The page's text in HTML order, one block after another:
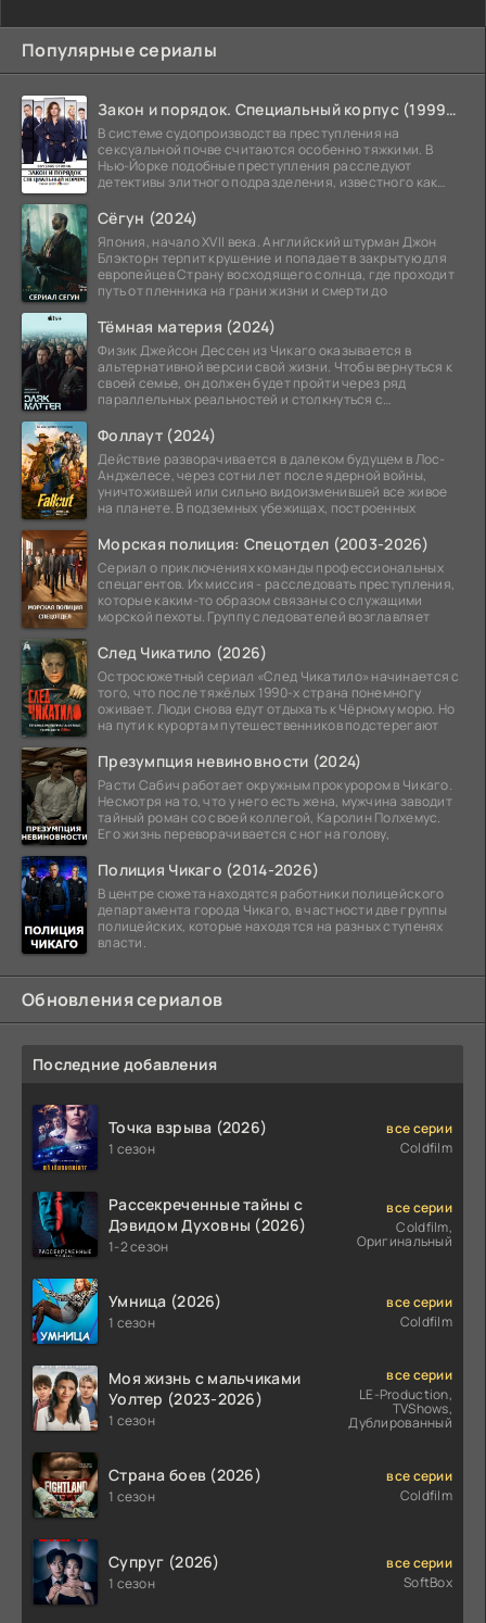
Популярные сериалы
Закон и порядок. Специальный корпус (1999-2026)
В системе судопроизводства преступления на
сексуальной почве считаются особенно тяжкими. В
Нью-Йорке подобные преступления расследуют
детективы элитного подразделения, известного как
Сёгун (2024)
Япония, начало XVII века. Английский штурман Джон
Блэкторн терпит крушение и попадает в закрытую для
европейцев Страну восходящего солнца, где проходит
путь от пленника на грани жизни и смерти до
Тёмная материя (2024)
Физик Джейсон Дессен из Чикаго оказывается в
альтернативной версии свой жизни. Чтобы вернуться к
своей семье, он должен будет пройти через ряд
параллельных реальностей и столкнуться с
Фоллаут (2024)
Действие разворачивается в далеком будущем в Лос-
Анджелесе, через сотни лет после ядерной войны,
уничтожившей или сильно видоизменившей все живое
на планете. В подземных убежищах, построенных
Морская полиция: Спецотдел (2003-2026)
Сериал о приключениях команды профессиональных
спецагентов. Их миссия - расследовать преступления,
которые каким-то образом связаны со служащими
морской пехоты. Группу следователей возглавляет
След Чикатило (2026)
Остросюжетный сериал «След Чикатило» начинается с
того, что после тяжёлых 1990-х страна понемногу
оживает. Люди снова едут отдыхать к Чёрному морю. Но
на пути к курортам путешественников подстерегают
Презумпция невиновности (2024)
Расти Сабич работает окружным прокурором в Чикаго.
Несмотря на то, что у него есть жена, мужчина заводит
тайный роман со своей коллегой, Каролин Полхемус.
Его жизнь переворачивается с ног на голову,
Полиция Чикаго (2014-2026)
В центре сюжета находятся работники полицейского
департамента города Чикаго, в частности две группы
полицейских, которые находятся на разных ступенях
власти.
Обновления сериалов
Последние добавления
Точка взрыва (2026)
1 сезон
все серии
Coldfilm
Рассекреченные тайны с
Дэвидом Духовны (2026)
1-2 сезон
все серии
Coldfilm,
Оригинальный
Умница (2026)
1 сезон
все серии
Coldfilm
Моя жизнь с мальчиками
Уолтер (2023-2026)
1 сезон
все серии
LE-Production,
TVShows,
Дублированный
Страна боев (2026)
1 сезон
все серии
Coldfilm
Супруг (2026)
1 сезон
все серии
SoftBox